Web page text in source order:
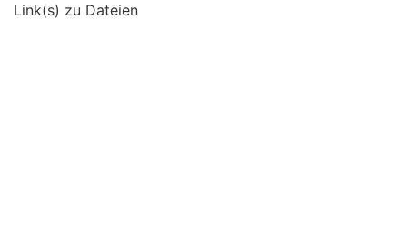
Link(s) zu Dateien